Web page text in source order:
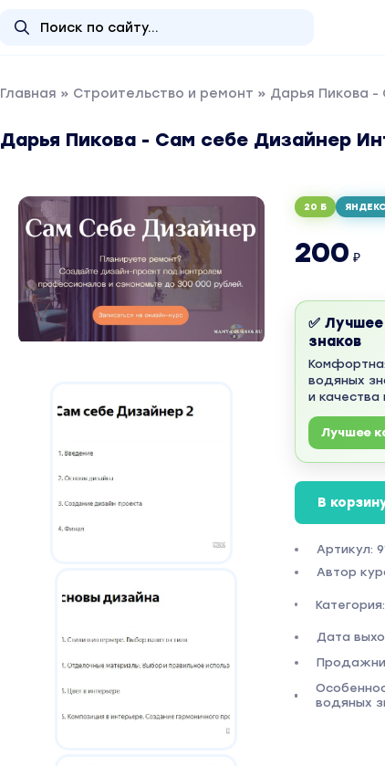
Главная » Строительство и ремонт » Дарья Пикова
Дарья Пикова - Сам себе Дизайнер
20 Б
200 ₽
✅
знаков
водяных
и
Лучшее
В
Артикул:
Автор
Категория:
Дата
водяных